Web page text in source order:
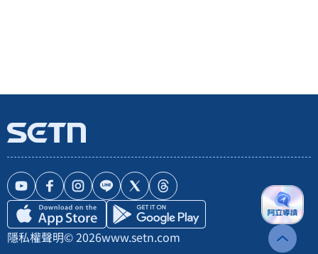
隱私權聲明© 2026www.setn.com